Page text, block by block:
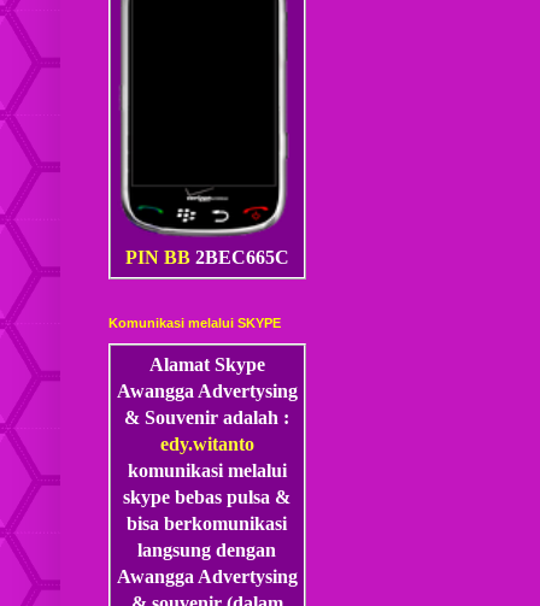
PIN BB 2BEC665C
Komunikasi melalui SKYPE
Alamat Skype
Awangga Advertysing
& Souvenir adalah :
edy.witanto
komunikasi melalui
skype bebas pulsa &
bisa berkomunikasi
langsung dengan
Awangga Advertysing